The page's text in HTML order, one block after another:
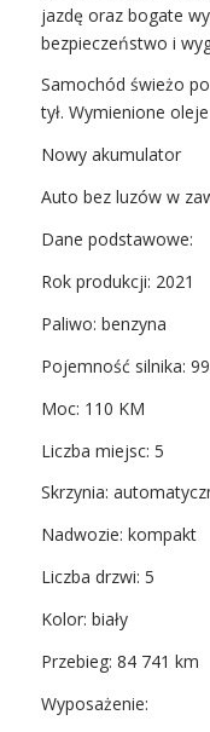
jazdę oraz bogate
bezpieczeństwo i
Samochód świeżo
tył. Wymienione
Nowy akumulator
Auto bez luzów w
Dane podstawowe:
Rok produkcji: 2021
Paliwo: benzyna
Pojemność silnika:
Moc: 110 KM
Liczba miejsc: 5
Skrzynia:
Nadwozie: kompakt
Liczba drzwi: 5
Kolor: biały
Przebieg: 84 741 km
Wyposażenie: